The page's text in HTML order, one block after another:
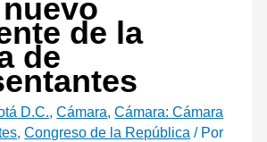
de la
de
D.C.,Cámara,Cámara: Cámara
,Congreso de la República / Por